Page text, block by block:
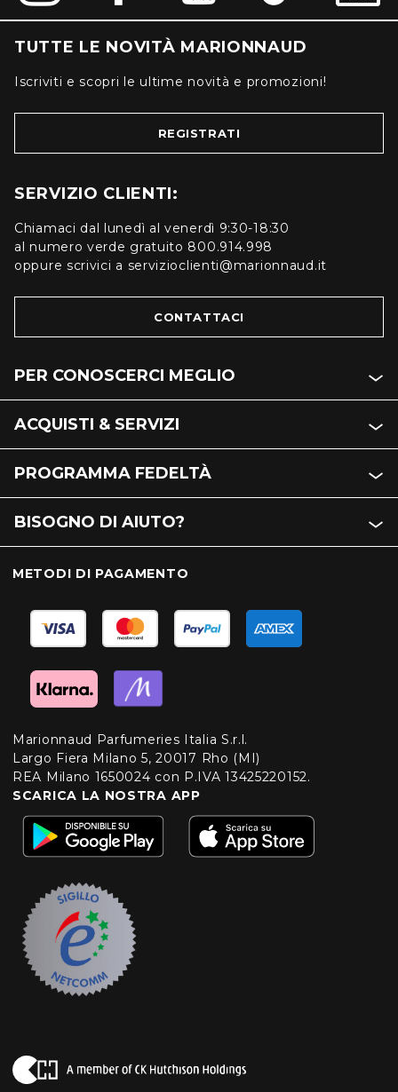
TUTTE LE NOVITÀ MARIONNAUD
Iscriviti e scopri le ultime novità e promozioni!
REGISTRATI
SERVIZIO CLIENTI:
Chiamaci dal lunedì al venerdì 9:30-18:30
al numero verde gratuito 800.914.998
oppure scrivici a servizioclienti@marionnaud.it
CONTATTACI
PER CONOSCERCI MEGLIO
ACQUISTI & SERVIZI
PROGRAMMA FEDELTÀ
BISOGNO DI AIUTO?
METODI DI PAGAMENTO
Marionnaud Parfumeries Italia S.r.l.
Largo Fiera Milano 5, 20017 Rho (MI)
REA Milano 1650024 con P.IVA 13425220152.
SCARICA LA NOSTRA APP